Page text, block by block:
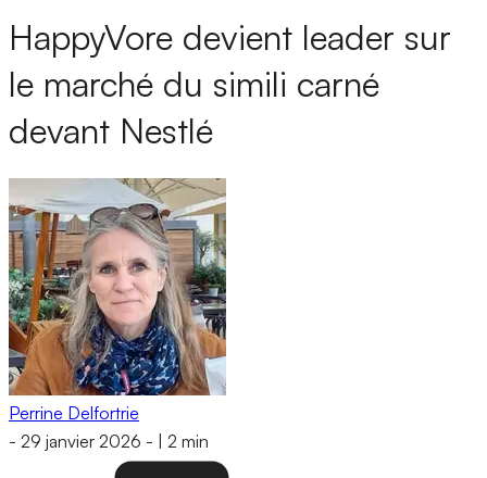
HappyVore devient leader sur
le marché du simili carné
devant Nestlé
Perrine Delfortrie
- 29 janvier 2026 - 2 min